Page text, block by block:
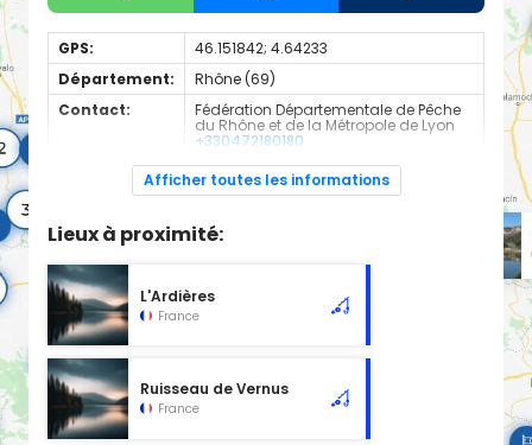
GPS:
46.151842; 4.64233
Département:
Rhône (69)
Contact:
Fédération Départementale de Pêche
du Rhône et de la Métropole de Lyon
+330472180180
Espèces de
Truite
catégorie piscicole à cet emplacement.
Afficher toutes les informations
Lieux à proximité:
L'Ardières
France
Ruisseau de Vernus
France